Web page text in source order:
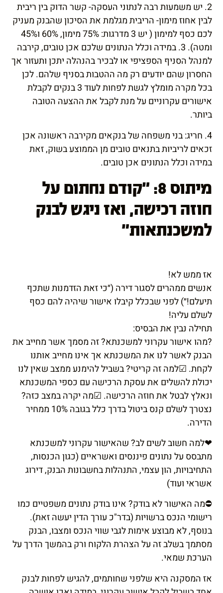
2. יש משמעות רבה לנתוני העסקה- קשר הדוק בין ריבית
לבין אחוז מימון- הריבית מגלמת את הסיכון שהבנק מעניק
לכם כסף למימון ( יש 3 מדרגות: 75% מימון, 60% ו45%
ומטה). 3. במידה וכלל הנתונים שלכם אכן טובים, קירבה
למנהל הסניף הספציפי או לבכיר בהנהלה יתכן ותעזור אך
החסרון שהם יודעים רק מה ההטבות בסניף שלהם. לכן
בכל מקרה מומלץ לגשת לפחות לעוד 3 בנקים לקבלת
אישורים עקרוניים על מנת לקבל את ההצעה הטובה
ביותר.
4. חריג: בני משפחה של בנקאים מקירבה ראשונה אכן
זכאים לריביות בתנאים טובים מן הממוצע בשוק, זאת
במידה וכלל הנתונים אכן טובים.
מיתוס 8: "קודם נחתום על
חוזה רכישה, ואז ניגש לבנק
למשכנתאות"
אז ממש לא!
אנשים ממהרים לסגור דירה (״כי זאת הזדמנות שתכף
תיעלם!״) לפני שבכלל קיבלו אישור שיהיה להם כסף
לשלם עליה!
תחילה נבין את הבסיס:
?מהו אישור עקרוני למשכנתא? זה מסמך אשר מחייב את
הבנק לאשר לנו את המשכנתא אך אינו מחייב אותנו
לקחת. ☑למה זה קריטי? בשביל להימנע ממצב שאין לנו
יכולת להשלים את עסקת הרכישה עם כספי המשכנתא
ונאלץ לבטל את חוזה הרכישה. ☑מה יקרה במצב כזה?
נצטרך לשלם קנס ביטול בדרך כלל בגובה 10% ממחיר
הדירה.
❤למה חשוב לשים לב? שהאישור עקרוני למשכנתא
מתבסס על נתונים פיננסים ואשראיים (כגון הכנסות,
התחיבויות, הון עצמי, התנהלות בחשבונות הבנק, דירוג
אשראי ועוד)
⛔מה האישור לא בודק? אינו בודק נתונים משפטיים כמו
רישומי הנכס ברשויות (בדר"כ עורך הדין יעשה זאת).
בנוסף, לא מבוצע אימות לגבי שווי הנכס ומצבו, הבנק
מסתמך בשלב זה על הצהרת הלקוח ורק בהמשך הדרך על
הערכת שמאי.
אז המסקנה היא שלפני שחותמים, להגיש לפחות לבנק